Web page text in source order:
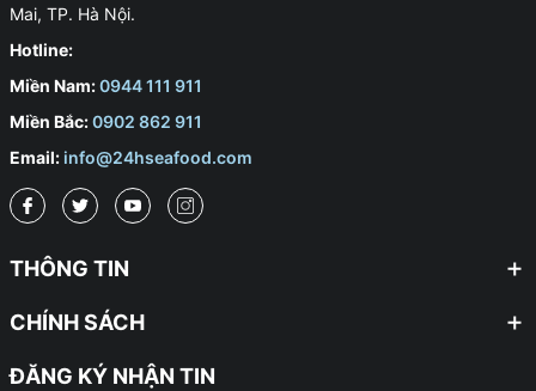
Mai, TP. Hà Nội.
Hotline:
Miền Nam:0944 111 911
Miền Bắc:0902 862 911
Email: info@24hseafood.com
THÔNG TIN
CHÍNH SÁCH
ĐĂNG KÝ NHẬN TIN